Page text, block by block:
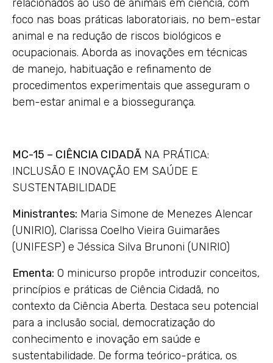
relacionados ao uso de animais em ciência, com
foco nas boas práticas laboratoriais, no bem-estar
animal e na redução de riscos biológicos e
ocupacionais. Aborda as inovações em técnicas
de manejo, habituação e refinamento de
procedimentos experimentais que asseguram o
bem-estar animal e a biossegurança.
MC-15 – CIÊNCIA CIDADÃ NA PRÁTICA:
INCLUSÃO E INOVAÇÃO EM SAÚDE E
SUSTENTABILIDADE
Ministrantes: Maria Simone de Menezes Alencar
(UNIRIO), Clarissa Coelho Vieira Guimarães
(UNIFESP) e Jéssica Silva Brunoni (UNIRIO)
Ementa: O minicurso propõe introduzir conceitos,
princípios e práticas de Ciência Cidadã, no
contexto da Ciência Aberta. Destaca seu potencial
para a inclusão social, democratização do
conhecimento e inovação em saúde e
sustentabilidade. De forma teórico-prática, os